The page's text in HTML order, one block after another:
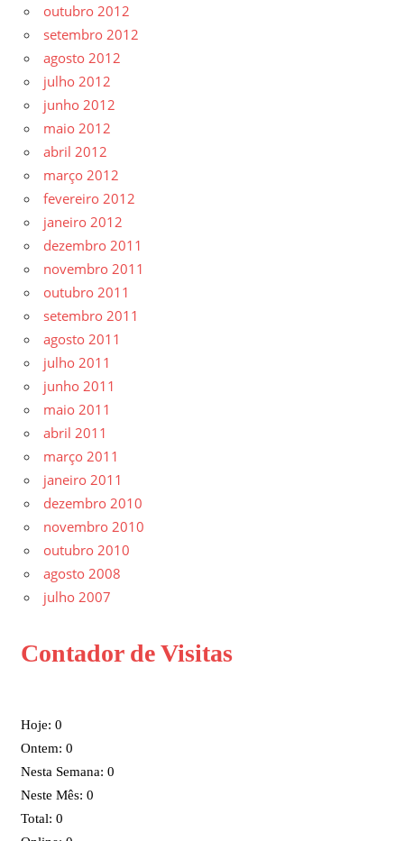
outubro 2012
setembro 2012
agosto 2012
julho 2012
junho 2012
maio 2012
abril 2012
março 2012
fevereiro 2012
janeiro 2012
dezembro 2011
novembro 2011
outubro 2011
setembro 2011
agosto 2011
julho 2011
junho 2011
maio 2011
abril 2011
março 2011
janeiro 2011
dezembro 2010
novembro 2010
outubro 2010
agosto 2008
julho 2007
Contador de Visitas
Hoje: 0
Ontem: 0
Nesta Semana: 0
Neste Mês: 0
Total: 0